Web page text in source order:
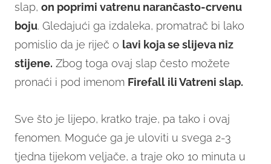
slap, on poprimi vatrenu narančasto-crvenu
boju. Gledajući ga izdaleka, promatrač bi lako
pomislio da je riječ o lavi koja se slijeva niz
stijene. Zbog toga ovaj slap često možete
pronaći i pod imenom Firefall ili Vatreni slap.
Sve što je lijepo, kratko traje, pa tako i ovaj
fenomen. Moguće ga je uloviti u svega 2-3
tjedna tijekom veljače, a traje oko 10 minuta u